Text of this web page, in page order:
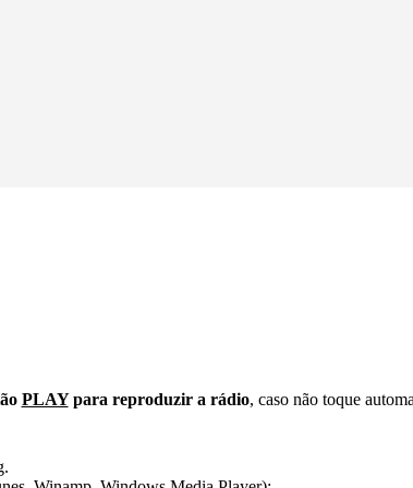
PLAYpara reproduzir a rádio, caso não toque